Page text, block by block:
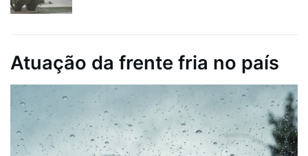
Atuação da frente fria no país